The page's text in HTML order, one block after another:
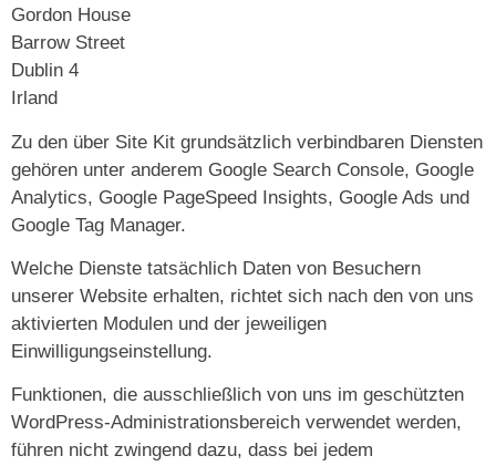
Gordon House
Barrow Street
Dublin 4
Irland
Zu den über Site Kit grundsätzlich verbindbaren Diensten
gehören unter anderem Google Search Console, Google
Analytics, Google PageSpeed Insights, Google Ads und
Google Tag Manager.
Welche Dienste tatsächlich Daten von Besuchern
unserer Website erhalten, richtet sich nach den von uns
aktivierten Modulen und der jeweiligen
Einwilligungseinstellung.
Funktionen, die ausschließlich von uns im geschützten
WordPress-Administrationsbereich verwendet werden,
führen nicht zwingend dazu, dass bei jedem